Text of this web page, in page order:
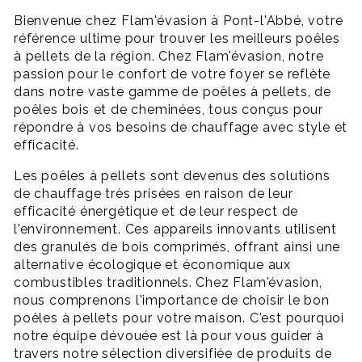
Bienvenue chez Flam'évasion à Pont-l'Abbé, votre
référence ultime pour trouver les meilleurs poêles
à pellets de la région. Chez Flam'évasion, notre
passion pour le confort de votre foyer se reflète
dans notre vaste gamme de poêles à pellets, de
poêles bois et de cheminées, tous conçus pour
répondre à vos besoins de chauffage avec style et
efficacité.
Les poêles à pellets sont devenus des solutions
de chauffage très prisées en raison de leur
efficacité énergétique et de leur respect de
l'environnement. Ces appareils innovants utilisent
des granulés de bois comprimés, offrant ainsi une
alternative écologique et économique aux
combustibles traditionnels. Chez Flam'évasion,
nous comprenons l'importance de choisir le bon
poêles à pellets pour votre maison. C'est pourquoi
notre équipe dévouée est là pour vous guider à
travers notre sélection diversifiée de produits de